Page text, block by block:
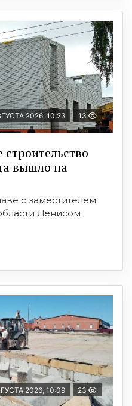
2026, 10:23 13
вышло на
с заместителем
Денисом
2026, 10:09 23